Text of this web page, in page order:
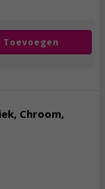
Toevoegen
Chroom,